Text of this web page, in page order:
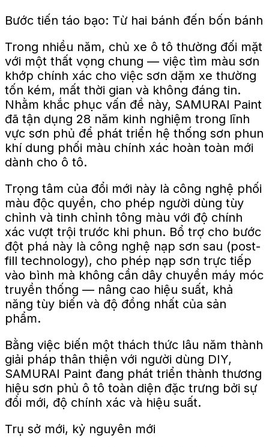
Bước tiến táo bạo: Từ hai bánh đến bốn bánh
Trong nhiều năm, chủ xe ô tô thường đối mặt
với một thất vọng chung — việc tìm màu sơn
khớp chính xác cho việc sơn dặm xe thường
tốn kém, mất thời gian và không đáng tin.
Nhằm khắc phục vấn đề này, SAMURAI Paint
đã tận dụng 28 năm kinh nghiệm trong lĩnh
vực sơn phủ để phát triển hệ thống sơn phun
khí dung phối màu chính xác hoàn toàn mới
dành cho ô tô.
Trọng tâm của đổi mới này là công nghệ phối
màu độc quyền, cho phép người dùng tùy
chỉnh và tinh chỉnh tông màu với độ chính
xác vượt trội trước khi phun. Bổ trợ cho bước
đột phá này là công nghệ nạp sơn sau (post-
fill technology), cho phép nạp sơn trực tiếp
vào bình mà không cần dây chuyền máy móc
truyền thống — nâng cao hiệu suất, khả
năng tùy biến và độ đồng nhất của sản
phẩm.
Bằng việc biến một thách thức lâu năm thành
giải pháp thân thiện với người dùng DIY,
SAMURAI Paint đang phát triển thành thương
hiệu sơn phủ ô tô toàn diện đặc trưng bởi sự
đổi mới, độ chính xác và hiệu suất.
Trụ sở mới, kỷ nguyên mới